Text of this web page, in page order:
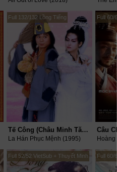
Full 132/132 Lồng Tiếng
Tế Công (Châu Minh Tăng)
La Hán Phục Mệnh (1995)
Full 60/
Full 52/52 VietSub + Thuyết Minh Full 60/